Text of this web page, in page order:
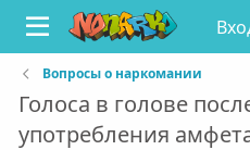
Вопросы о наркомании
Голоса в голове
употребления